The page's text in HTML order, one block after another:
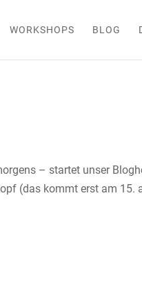
WORKSHOPS BLOG
– startet unser
(das kommt erst am 15.